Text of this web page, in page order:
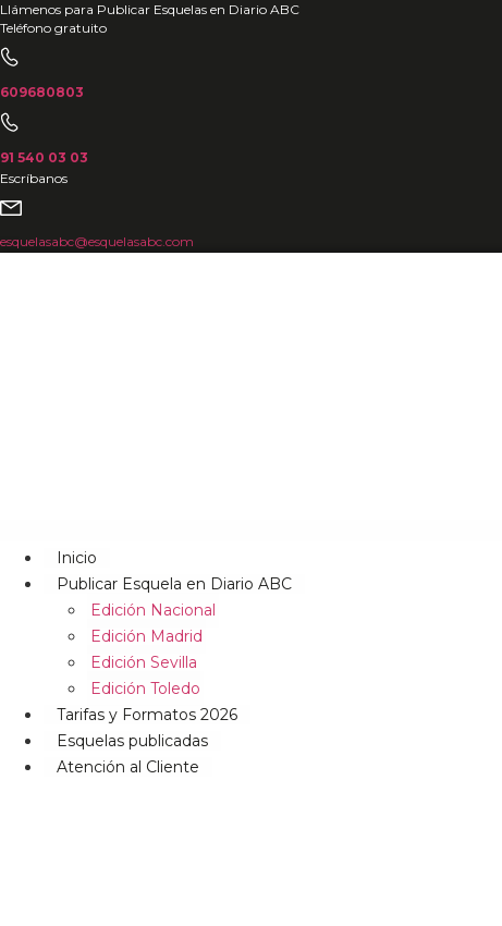
Ir
al
contenido
Llámenos para Publicar Esquelas en Diario ABC
Teléfono gratuito
609680803
91 540 03 03
Escríbanos
esquelasabc@esquelasabc.com
Inicio
Publicar Esquela en Diario ABC
Edición Nacional
Edición Madrid
Edición Sevilla
Edición Toledo
Tarifas y Formatos 2026
Esquelas publicadas
Atención al Cliente